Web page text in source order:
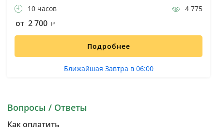
10 часов
4 775
от 2 700
Подробнее
Ближайшая Завтра в 06:00
Вопросы / Ответы
Как оплатить